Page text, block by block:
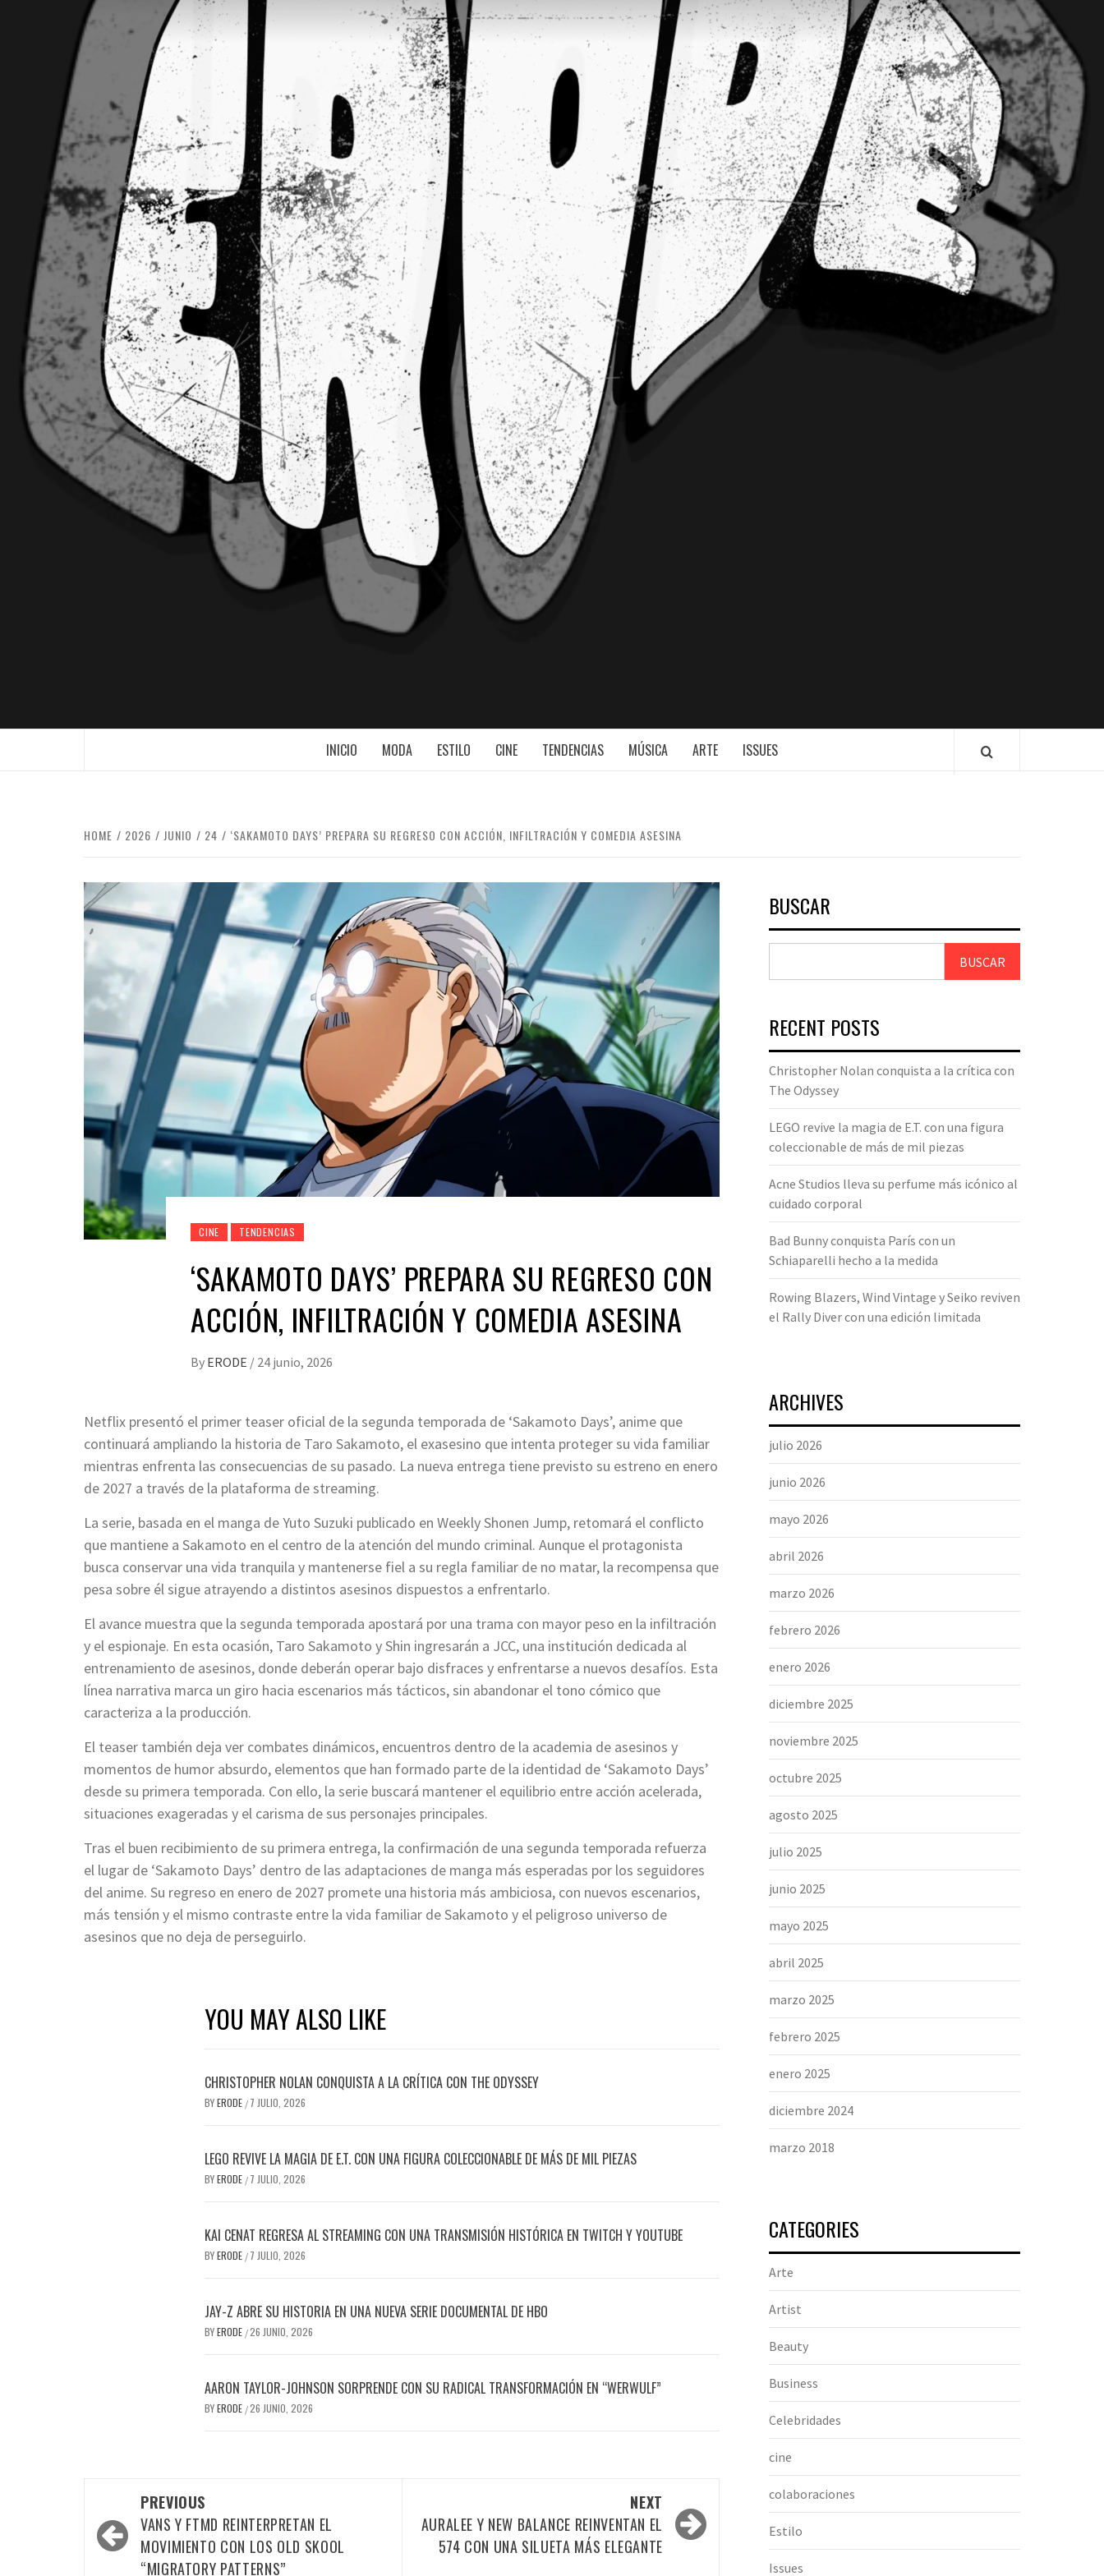
INICIO MODA ESTILO CINE TENDENCIAS MÚSICA ARTE ISSUES
HOME 2026 JUNIO 24 ‘SAKAMOTO DAYS’ PREPARA SU REGRESO CON ACCIÓN, INFILTRACIÓN Y COMEDIA ASESINA
CINE TENDENCIAS
‘SAKAMOTO DAYS’ PREPARA SU REGRESO CON
ACCIÓN, INFILTRACIÓN Y COMEDIA ASESINA
By ERODE / 24 junio, 2026
Netflix presentó el primer teaser oficial de la segunda temporada de ‘Sakamoto Days’, anime que
continuará ampliando la historia de Taro Sakamoto, el exasesino que intenta proteger su vida familiar
mientras enfrenta las consecuencias de su pasado. La nueva entrega tiene previsto su estreno en enero
de 2027 a través de la plataforma de streaming.
La serie, basada en el manga de Yuto Suzuki publicado en Weekly Shonen Jump, retomará el conflicto
que mantiene a Sakamoto en el centro de la atención del mundo criminal. Aunque el protagonista
busca conservar una vida tranquila y mantenerse fiel a su regla familiar de no matar, la recompensa que
pesa sobre él sigue atrayendo a distintos asesinos dispuestos a enfrentarlo.
El avance muestra que la segunda temporada apostará por una trama con mayor peso en la infiltración
y el espionaje. En esta ocasión, Taro Sakamoto y Shin ingresarán a JCC, una institución dedicada al
entrenamiento de asesinos, donde deberán operar bajo disfraces y enfrentarse a nuevos desafíos. Esta
línea narrativa marca un giro hacia escenarios más tácticos, sin abandonar el tono cómico que
caracteriza a la producción.
El teaser también deja ver combates dinámicos, encuentros dentro de la academia de asesinos y
momentos de humor absurdo, elementos que han formado parte de la identidad de ‘Sakamoto Days’
desde su primera temporada. Con ello, la serie buscará mantener el equilibrio entre acción acelerada,
situaciones exageradas y el carisma de sus personajes principales.
Tras el buen recibimiento de su primera entrega, la confirmación de una segunda temporada refuerza
el lugar de ‘Sakamoto Days’ dentro de las adaptaciones de manga más esperadas por los seguidores
del anime. Su regreso en enero de 2027 promete una historia más ambiciosa, con nuevos escenarios,
más tensión y el mismo contraste entre la vida familiar de Sakamoto y el peligroso universo de
asesinos que no deja de perseguirlo.
YOU MAY ALSO LIKE
CHRISTOPHER NOLAN CONQUISTA A LA CRÍTICA CON THE ODYSSEY
BYERODE / 7 JULIO, 2026
LEGO REVIVE LA MAGIA DE E.T. CON UNA FIGURA COLECCIONABLE DE MÁS DE MIL PIEZAS
BYERODE / 7 JULIO, 2026
KAI CENAT REGRESA AL STREAMING CON UNA TRANSMISIÓN HISTÓRICA EN TWITCH Y YOUTUBE
BYERODE / 7 JULIO, 2026
JAY-Z ABRE SU HISTORIA EN UNA NUEVA SERIE DOCUMENTAL DE HBO
BYERODE /26 JUNIO, 2026
AARON TAYLOR-JOHNSON SORPRENDE CON SU RADICAL TRANSFORMACIÓN EN “WERWULF”
BYERODE /26 JUNIO, 2026
PREVIOUS
VANS Y FTMD REINTERPRETAN EL
MOVIMIENTO CON LOS OLD SKOOL
“MIGRATORY PATTERNS”
NEXT
AURALEE Y NEW BALANCE REINVENTAN EL
574 CON UNA SILUETA MÁS ELEGANTE
BUSCAR
BUSCAR
RECENT POSTS
Christopher Nolan conquista a la crítica con
The Odyssey
LEGO revive la magia de E.T. con una figura
coleccionable de más de mil piezas
Acne Studios lleva su perfume más icónico al
cuidado corporal
Bad Bunny conquista París con un
Schiaparelli hecho a la medida
Rowing Blazers, Wind Vintage y Seiko reviven
el Rally Diver con una edición limitada
ARCHIVES
julio 2026
junio 2026
mayo 2026
abril 2026
marzo 2026
febrero 2026
enero 2026
diciembre 2025
noviembre 2025
octubre 2025
agosto 2025
julio 2025
junio 2025
mayo 2025
abril 2025
marzo 2025
febrero 2025
enero 2025
diciembre 2024
marzo 2018
CATEGORIES
Arte
Artist
Beauty
Business
Celebridades
cine
colaboraciones
Estilo
Issues